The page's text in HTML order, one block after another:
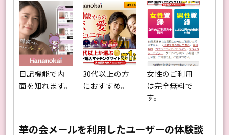
日記機能で内
30代以上の方
女性のご利用
は完全無料で